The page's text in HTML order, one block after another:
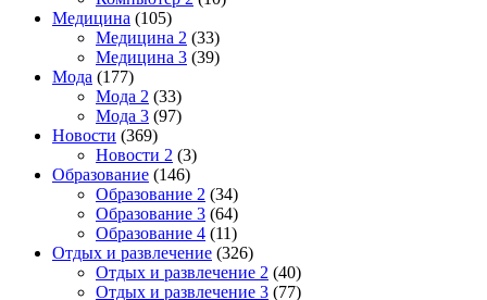
Медицина (105)
Медицина 2 (33)
Медицина 3 (39)
Мода (177)
Мода 2 (33)
Мода 3 (97)
Новости (369)
Новости 2 (3)
Образование (146)
Образование 2 (34)
Образование 3 (64)
Образование 4 (11)
Отдых и развлечение (326)
Отдых и развлечение 2 (40)
Отдых и развлечение 3 (77)